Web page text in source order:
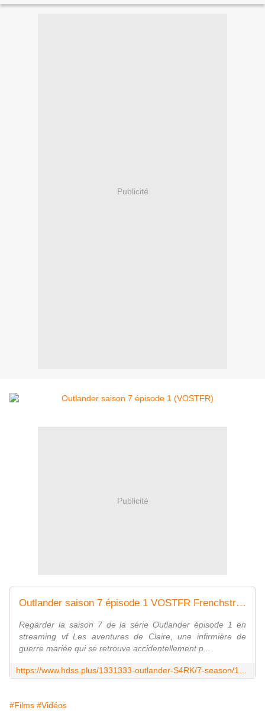
Publicité
Publicité
Outlander saison 7 épisode 1 VOSTFR Frenchstream
Regarder la saison 7 de la série Outlander épisode 1 en
streaming vf Les aventures de Claire, une infirmière de
guerre mariée qui se retrouve accidentellement p...
#Films #Vidéos